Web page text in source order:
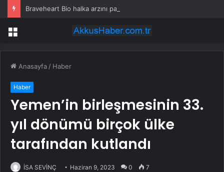
Menü
Anasayfa / Haber
Haber
Yemen’in birleşmesinin 33.
yıl dönümü birçok ülke
tarafından kutlandı
İSA SEVİNÇ Haziran 9, 2023 0 7